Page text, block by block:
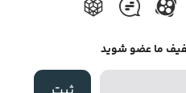
زیادی دارد. در این روش،
بسیار ظریف و مشبک (جنس
است) کاشته می شوند که اگر از
ما عضو شوید